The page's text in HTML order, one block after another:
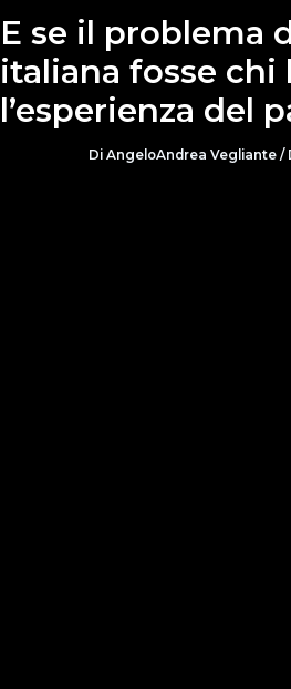
E se il problema
italiana fosse chi
l’esperienza del
Di AngeloAndrea Vegliante /